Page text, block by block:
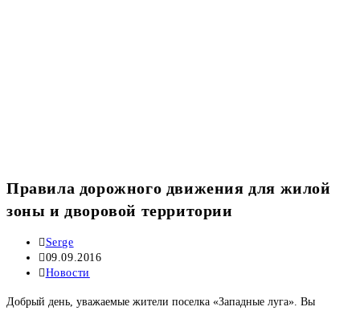
Правила дорожного движения для жилой
зоны и дворовой территории
Автор
записи:
Serge
Запись
опубликована:
09.09.2016
Рубрика
Новости
Добрый день, уважаемые жители поселка «Западные луга». Вы